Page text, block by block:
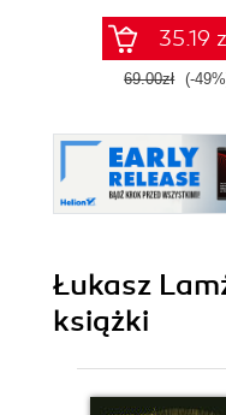
35.19
69.00zł (-
Łukasz
książki